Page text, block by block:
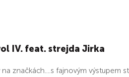
IV. feat. strejda Jirka
značkách....s fajnovým výstupem